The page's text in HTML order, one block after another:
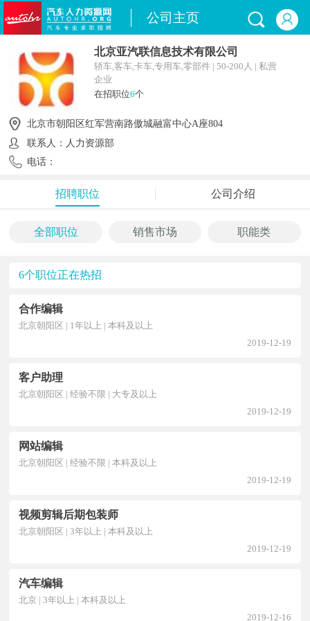
公司主页
北京亚汽联信息技术有限公司
轿车,客车,卡车,专用车,零部件 | 50-200人 | 私营
企业
在招职位6个
北京市朝阳区红军营南路傲城融富中心A座804
联系人：人力资源部
电话：
招聘职位 公司介绍
全部职位 销售市场 职能类
6个职位正在热招
合作编辑
北京朝阳区 | 1年以上 | 本科及以上
2019-12-19
客户助理
北京朝阳区 | 经验不限 | 大专及以上
2019-12-19
网站编辑
北京朝阳区 | 经验不限 | 本科及以上
2019-12-19
视频剪辑后期包装师
北京朝阳区 | 3年以上 | 本科及以上
2019-12-19
汽车编辑
北京 | 3年以上 | 本科及以上
2019-12-16